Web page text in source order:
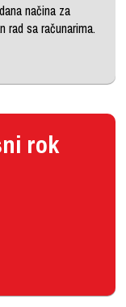
načina za
rad sa računarima.
rok